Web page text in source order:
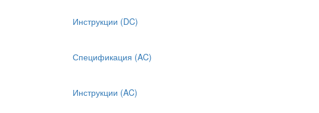
Инструкции (DC)
Спецификация (AC)
Инструкции (AC)